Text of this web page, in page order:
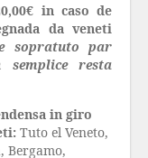
in caso de
da veneti
sopratuto par
semplice resta
in giro
Tuto el Veneto,
Bergamo,